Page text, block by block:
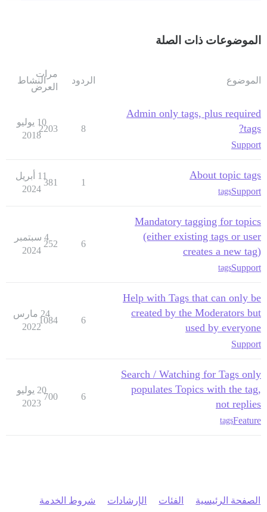
الموضوعات ذات الصلة
الموضوع الردود
مرات
العرض
النشاط
Admin only tags, plus required
tags?
Support
8
2203
10 يوليو
2018
About topic tags
Support
tags
1
381
11 أبريل
2024
Mandatory tagging for topics
(either existing tags or user
creates a new tag)
Support
tags
6
252
4 سبتمبر
2024
Help with Tags that can only be
created by the Moderators but
used by everyone
Support
6
1084
24 مارس
2022
Search / Watching for Tags only
populates Topics with the tag,
not replies
Feature
tags
6
700
20 يوليو
2023
الصفحة الرئيسية الفئات الإرشادات شروط الخدمة